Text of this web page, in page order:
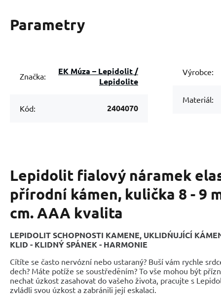
Parametry
Značka:
EK Múza – Lepidolit /
Lepidolite
Kód: 2404070
Výrobce:
Materiál:
Lepidolit fialový náramek
přírodní kámen, kulička 8 - 9
cm. AAA kvalita
LEPIDOLIT SCHOPNOSTI KAMENE, UKLIDŃUJÍCÍ
KLID - KLIDNÝ SPÁNEK - HARMONIE
Cítíte se často nervózní nebo ustaraný? Buší vám rychle
dech? Máte potíže se soustředěním? To vše mohou být
nechat úzkost zasahovat do vašeho života, pracujte s
zvládli svou úzkost a zabránili její eskalaci.